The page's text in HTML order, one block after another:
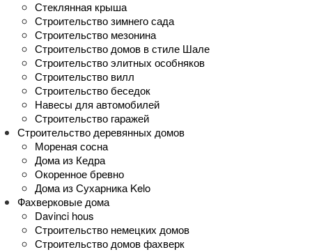
Стеклянная крыша
Строительство зимнего сада
Строительство мезонина
Строительство домов в стиле Шале
Строительство элитных особняков
Строительство вилл
Строительство беседок
Навесы для автомобилей
Строительство гаражей
Строительство деревянных домов
Мореная сосна
Дома из Кедра
Окоренное бревно
Дома из Сухарника Kelo
Фахверковые дома
Davinci hous
Строительство немецких домов
Строительство домов фахверк